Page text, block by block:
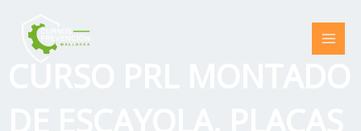
contenido